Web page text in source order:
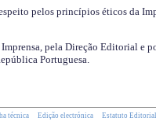
pelos princípios éticos da
pela Direção Editorial e
Portuguesa.
técnica Edição electrónica Estatuto Editorial